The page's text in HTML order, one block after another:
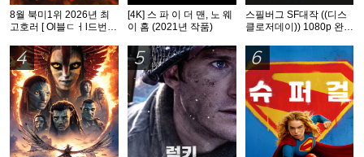
8월 북미1위 2026년 최
고호러 [ Ol블ㄷㅓl드번 ]
[4K] 스 파 이 더 맨, 노 웨
이 홈 (2021년 작품)
스필버그 SF대작 ((디스
클로저데이)) 1080p 완벽
4 5 6